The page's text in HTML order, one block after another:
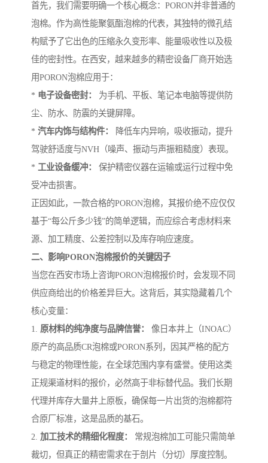
首先，我们需要明确一个核心概念：PORON并非普通的
泡棉。作为高性能聚氨酯泡棉的代表，其独特的微孔结
构赋予了它出色的压缩永久变形率、能量吸收性以及极
佳的密封性。在西安，越来越多的精密设备厂商开始选
用PORON泡棉应用于：
* 电子设备密封：
为手机、平板、笔记本电脑等提供防
尘、防水、防震的关键屏障。
* 汽车内饰与结构件：
降低车内异响，吸收振动，提升
驾驶舒适度与NVH（噪声、振动与声振粗糙度）表现。
* 工业设备缓冲：
保护精密仪器在运输或运行过程中免
受冲击损害。
正因如此，一款合格的PORON泡棉，其报价绝不应仅仅
基于“每公斤多少钱”的简单逻辑，而应综合考虑材料来
源、加工精度、公差控制以及库存响应速度。
二、影响PORON泡棉报价的关键因子
当您在西安市场上咨询PORON泡棉报价时，会发现不同
供应商给出的价格差异巨大。这背后，其实隐藏着几个
核心变量：
1. 原材料的纯净度与品牌信誉：
像日本井上（INOAC）
原产的高品质CR泡棉或PORON系列，因其严格的配方
与稳定的物理性能，在全球范围内享有盛誉。使用这类
正规渠道材料的报价，必然高于非标替代品。我们长期
代理并库存大量井上原板，确保每一片出货的泡棉都符
合原厂标准，这是品质的基石。
2. 加工技术的精细化程度：
常规泡棉加工可能只需简单
裁切，但真正的精密需求在于剖片（分切）厚度控制。